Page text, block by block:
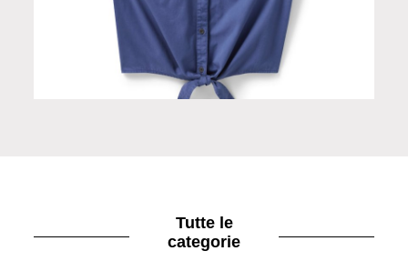
Smanicato donna blu
Tutte le
categorie